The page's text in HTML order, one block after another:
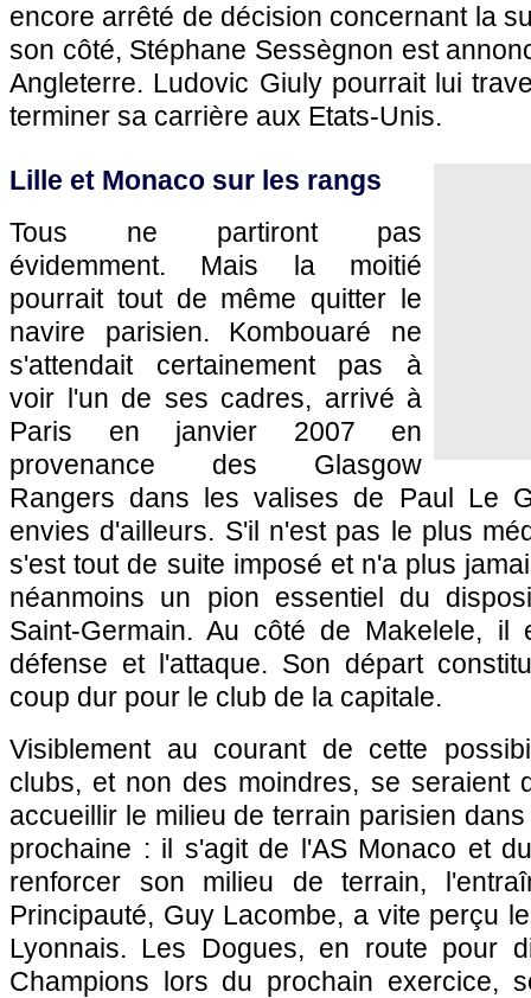
encore arrêté de décision concernant la
son côté, Stéphane Sessègnon est
Angleterre. Ludovic Giuly pourrait lui
terminer sa carrière aux Etats-Unis.
Lille et Monaco sur les rangs
Tous ne partiront pas
évidemment. Mais la moitié
pourrait tout de même quitter le
navire parisien. Kombouaré ne
s'attendait certainement pas à
voir l'un de ses cadres, arrivé à
Paris en janvier 2007 en
provenance des Glasgow
Rangers dans les valises de Paul Le
envies d'ailleurs. S'il n'est pas le plus
s'est tout de suite imposé et n'a plus
néanmoins un pion essentiel du
Saint-Germain. Au côté de Makelele,
défense et l'attaque. Son départ
coup dur pour le club de la capitale.
Visiblement au courant de cette
clubs, et non des moindres, se seraient
accueillir le milieu de terrain parisien
prochaine : il s'agit de l'AS Monaco et
renforcer son milieu de terrain,
Principauté, Guy Lacombe, a vite perçu
Lyonnais. Les Dogues, en route pour
Champions lors du prochain exercice,